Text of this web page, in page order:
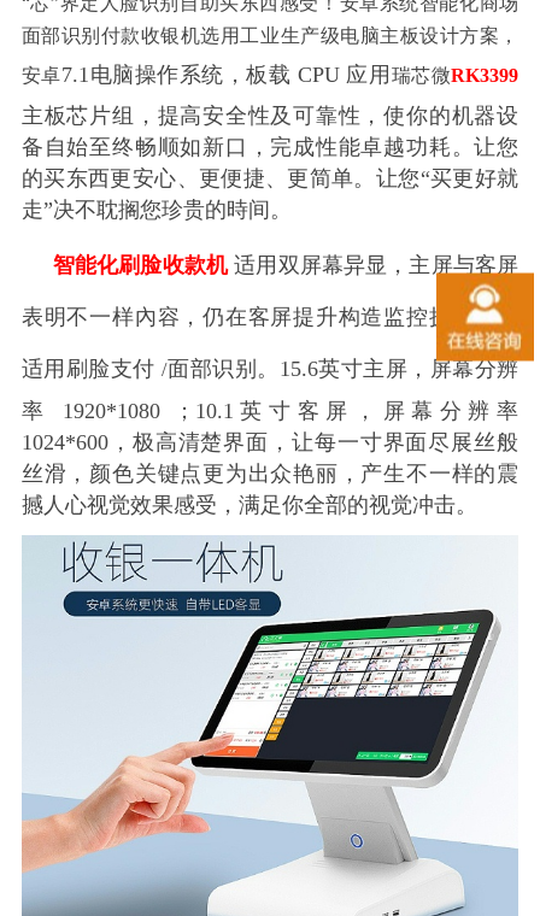
面部识别付款收银机选用工业生产级电脑主板设计方案，
安卓7.1电脑操作系统，板载 CPU 应用 瑞芯微RK3399
主板芯片组，提高安全性及可靠性，使你的机器设
备自始至终畅顺如新口，完成性能卓越功耗。让您
的买东西更安心、更便捷、更简单。让您“买更好就
走”决不耽搁您珍贵的時间。
智能化刷脸收款机 适用双屏幕异显，主屏与客屏
表明不一样內容，仍在客屏提升构造监控摄像头，
适用刷脸支付 /面部识别。 15.6英寸主屏，屏幕分辨
率
1920*1080 ； 10.1 英寸客屏，屏幕分辨率
1024*600，极高清楚界面，让每一寸界面尽展丝般
丝滑，颜色关键点更为出众艳丽，产生不一样的震
撼人心视觉效果感受，满足你全部的视觉冲击。